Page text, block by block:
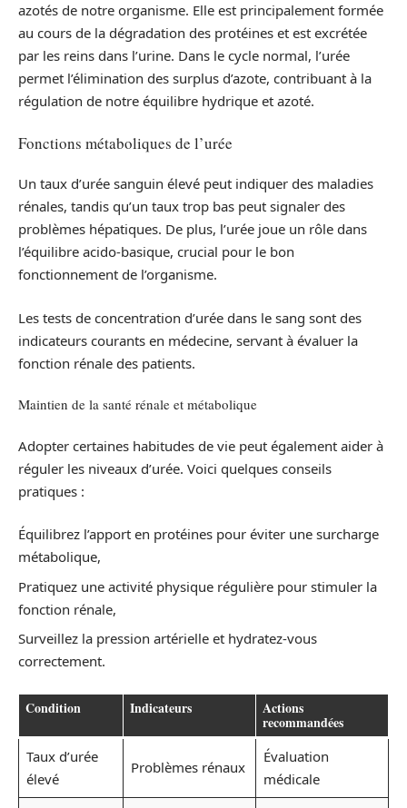
azotés de notre organisme. Elle est principalement formée
au cours de la dégradation des protéines et est excrétée
par les reins dans l’urine. Dans le cycle normal, l’urée
permet l’élimination des surplus d’azote, contribuant à la
régulation de notre équilibre hydrique et azoté.
Fonctions métaboliques de l’urée
Un taux d’urée sanguin élevé peut indiquer des maladies
rénales, tandis qu’un taux trop bas peut signaler des
problèmes hépatiques. De plus, l’urée joue un rôle dans
l’équilibre acido-basique, crucial pour le bon
fonctionnement de l’organisme.
Les tests de concentration d’urée dans le sang sont des
indicateurs courants en médecine, servant à évaluer la
fonction rénale des patients.
Maintien de la santé rénale et métabolique
Adopter certaines habitudes de vie peut également aider à
réguler les niveaux d’urée. Voici quelques conseils
pratiques :
Équilibrez l’apport en protéines pour éviter une surcharge
métabolique,
Pratiquez une activité physique régulière pour stimuler la
fonction rénale,
Surveillez la pression artérielle et hydratez-vous
correctement.
Condition Indicateurs Actions
recommandées
Taux d’urée
élevé
Problèmes rénaux
Évaluation
médicale